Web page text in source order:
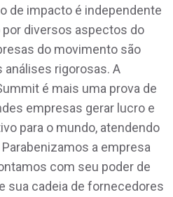
de impacto é independente
por diversos aspectos do
do movimento são
rigorosas. A
é mais uma prova de
empresas gerar lucro e
para o mundo, atendendo
a empresa
com seu poder de
sua cadeia de fornecedores